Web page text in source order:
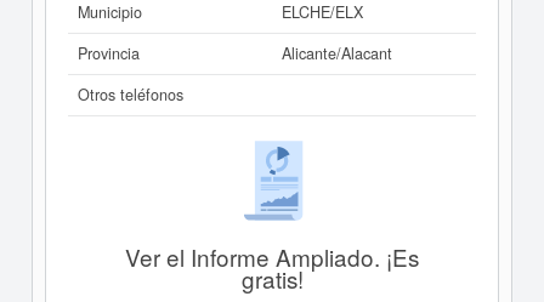
Municipio
ELCHE/ELX
Provincia
Alicante/Alacant
Otros teléfonos
Ver el Informe Ampliado. ¡Es
gratis!